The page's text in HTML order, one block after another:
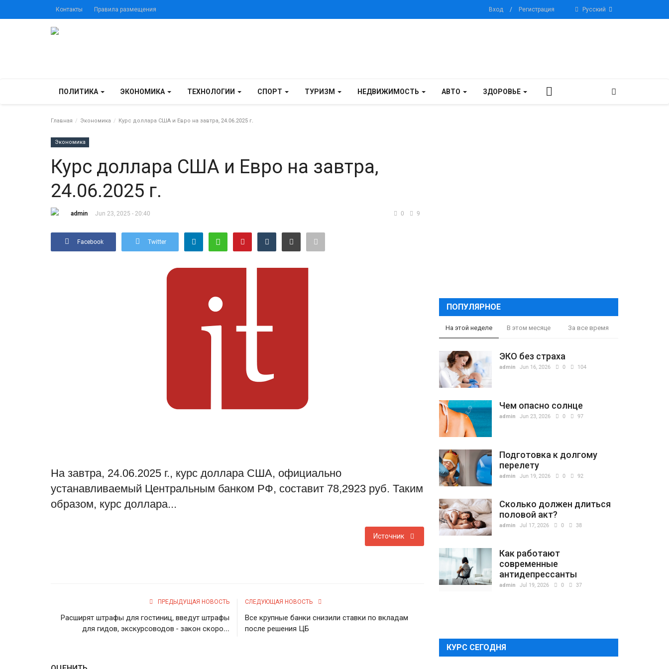
Контакты Правила размещения Вход / Регистрация Русский
ПОЛИТИКА ЭКОНОМИКА ТЕХНОЛОГИИ СПОРТ ТУРИЗМ НЕДВИЖИМОСТЬ АВТО ЗДОРОВЬЕ
Главная Экономика Курс доллара США и Евро на завтра, 24.06.2025 г.
Экономика
Курс доллара США и Евро на завтра,
24.06.2025 г.
admin Jun 23, 2025 - 20:40 0 9
Facebook Twitter
На завтра, 24.06.2025 г., курс доллара США, официально
устанавливаемый Центральным банком РФ, составит 78,2923 руб. Таким
образом, курс доллара...
Источник
ПРЕДЫДУЩАЯ НОВОСТЬ
Расширят штрафы для гостиниц, введут штрафы
для гидов, экскурсоводов - закон скоро...
СЛЕДУЮЩАЯ НОВОСТЬ
Все крупные банки снизили ставки по вкладам
после решения ЦБ
ПОПУЛЯРНОЕ
На этой неделе В этом месяце За все время
ЭКО без страха
admin Jun 16, 2026 0 104
Чем опасно солнце
admin Jun 23, 2026 0 97
Подготовка к долгому
перелету
admin Jun 19, 2026 0 92
Сколько должен длиться
половой акт?
admin Jul 17, 2026 0 38
Как работают
современные
антидепрессанты
admin Jul 19, 2026 0 37
КУРС СЕГОДНЯ